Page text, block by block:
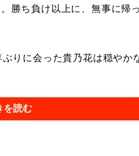
勝ち負け以上に、無事に帰
りに会った貴乃花は穏やか
を読む